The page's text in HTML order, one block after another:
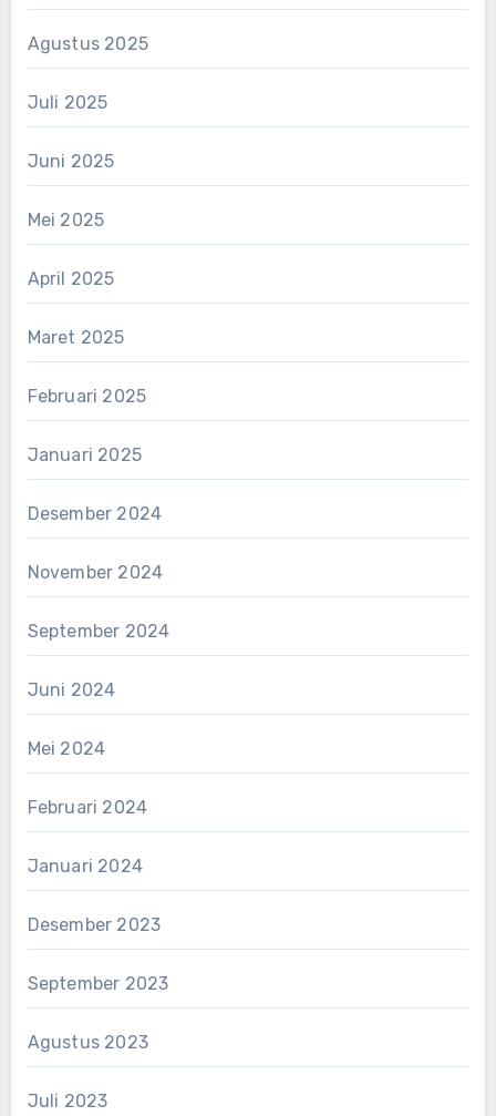
Agustus 2025
Juli 2025
Juni 2025
Mei 2025
April 2025
Maret 2025
Februari 2025
Januari 2025
Desember 2024
November 2024
September 2024
Juni 2024
Mei 2024
Februari 2024
Januari 2024
Desember 2023
September 2023
Agustus 2023
Juli 2023